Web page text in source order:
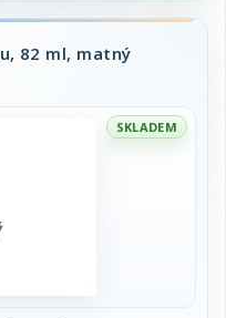
82 ml, matný
SKLADEM